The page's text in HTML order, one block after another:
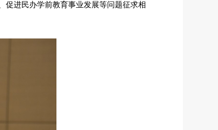
促进民办学前教育事业发展等问题征求相